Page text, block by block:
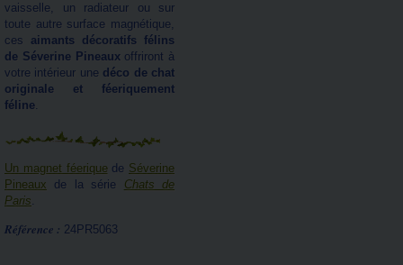
vaisselle, un radiateur ou sur
toute autre surface magnétique,
ces aimants décoratifs félins
de Séverine Pineauxoffriront à
votre intérieur une déco de chat
originale et féeriquement
féline.
Un magnet féeriquede Séverine
Pineaux de la série Chats de
Paris.
Référence : 24PR5063